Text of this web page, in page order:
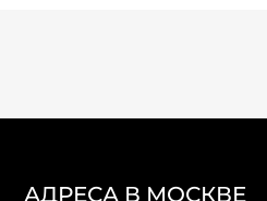
АДРЕСА В МОСКВЕ